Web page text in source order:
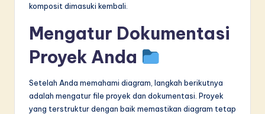
komposit dimasuki kembali.
Mengatur Dokumentasi
Proyek Anda
Setelah Anda memahami diagram, langkah berikutnya
adalah mengatur file proyek dan dokumentasi. Proyek
yang terstruktur dengan baik memastikan diagram tetap